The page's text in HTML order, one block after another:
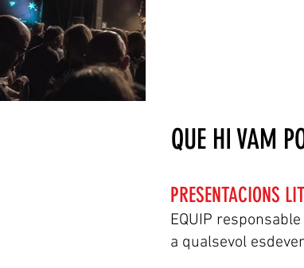
QUE HI VAM
PRESENTACIONS
EQUIP
a qualsevol